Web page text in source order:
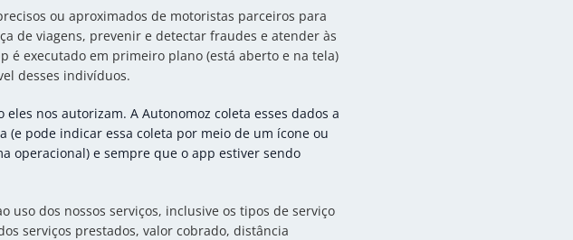
ou aproximados de motoristas parceiros para
de viagens, prevenir e detectar fraudes e atender às
é executado em primeiro plano (está aberto e na tela)
desses indivíduos.
nos autorizam. A Autonomoz coleta esses dados a
pode indicar essa coleta por meio de um ícone ou
operacional) e sempre que o app estiver sendo
uso dos nossos serviços, inclusive os tipos de serviço
serviços prestados, valor cobrado, distância